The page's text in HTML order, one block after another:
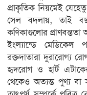
প্রাকৃতিক নিয়মেই
সেল বদলায়, তাই
কণিকাগুলোর
ইংল্যান্ডে মেডিকেল
রক্তদাতারা দুরারোগ্য
হৃদরোগ ও হার্ট
থেকেও অত্যন্ত পুণ্য